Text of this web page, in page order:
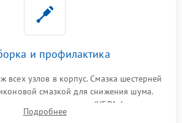
и профилактика
всех узлов в корпус. Смазка шестерней
смазкой для снижения шума.
материалов (HEPA-фильтров,
Надежная фиксация разъемов и
Подробнее